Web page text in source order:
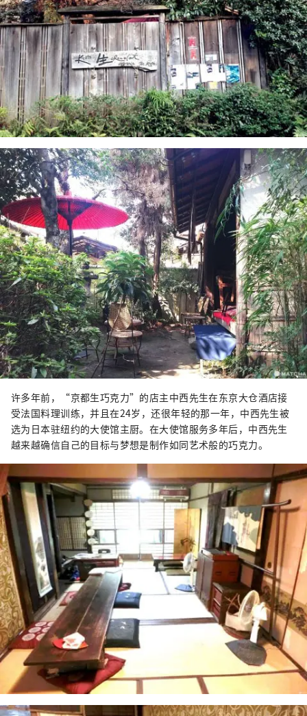
许多年前，“京都生巧克力”的店主中西先生在东京大仓酒店接
受法国料理训练，并且在24岁，还很年轻的那一年，中西先生被
选为日本驻纽约的大使馆主厨。在大使馆服务多年后，中西先生
越来越确信自己的目标与梦想是制作如同艺术般的巧克力。